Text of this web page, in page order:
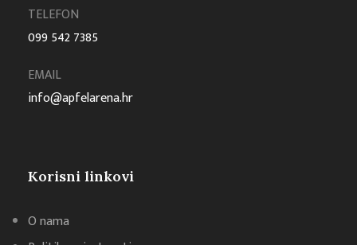
TELEFON
099 542 7385
EMAIL
info@apfelarena.hr
Korisni linkovi
O nama